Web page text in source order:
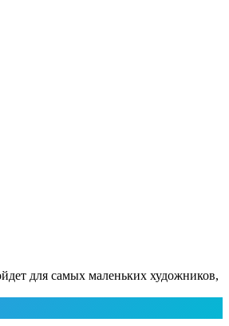
для самых маленьких художников,